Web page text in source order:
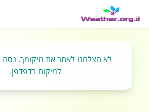
לא הצלחנו לאתר את מיקומך.
למיקום בדפדפן.